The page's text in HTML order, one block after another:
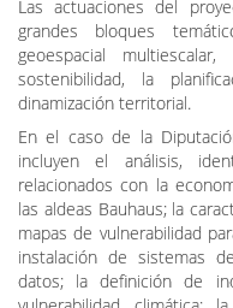
herramientas digitales
contexto, DigitAldeas
integral que permita a
analizar las
oportunidades de
replicables que
económica del medio rural
Las actuaciones del
grandes bloques
geoespacial
sostenibilidad, la
dinamización territorial.